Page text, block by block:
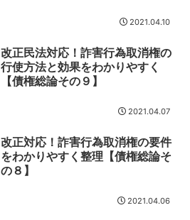
2021.04.10
改正民法対応！詐害行為取消権の
行使方法と効果をわかりやすく
【債権総論その９】
2021.04.07
改正対応！詐害行為取消権の要件
をわかりやすく整理【債権総論そ
の８】
2021.04.06